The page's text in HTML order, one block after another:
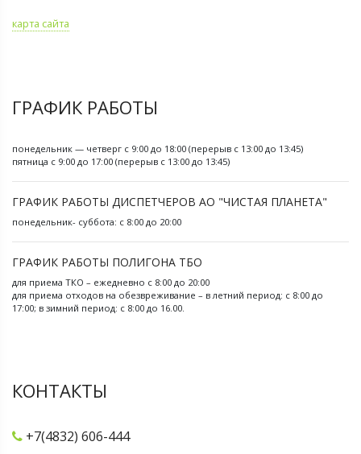
карта сайта
ГРАФИК РАБОТЫ
понедельник — четверг с 9:00 до 18:00 (перерыв с 13:00 до 13:45)
пятница с 9:00 до 17:00 (перерыв с 13:00 до 13:45)
ГРАФИК РАБОТЫ ДИСПЕТЧЕРОВ АО "ЧИСТАЯ ПЛАНЕТА"
понедельник- суббота: с 8:00 до 20:00
ГРАФИК РАБОТЫ ПОЛИГОНА ТБО
для приема ТКО – ежедневно с 8:00 до 20:00
для приема отходов на обезвреживание – в летний период: с 8:00 до
17:00; в зимний период: с 8:00 до 16.00.
КОНТАКТЫ
+7(4832) 606-444